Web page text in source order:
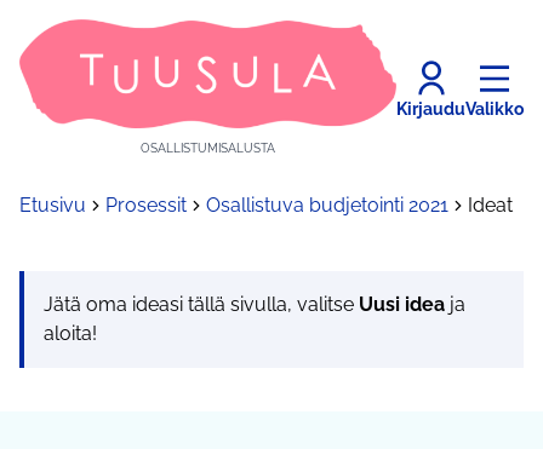
OSALLISTUMISALUSTA
KirjauduValikko
Etusivu Prosessit Osallistuva budjetointi 2021 Ideat
Jätä oma ideasi tällä sivulla, valitse Uusi idea ja
aloita!